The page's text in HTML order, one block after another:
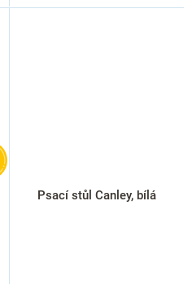
Psací stůl Canley, bílá